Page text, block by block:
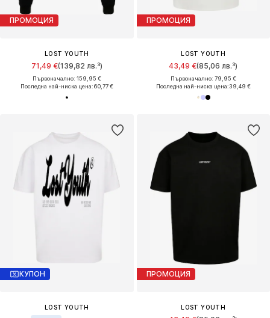
ПРОМОЦИЯ
LOST YOUTH
71,49 €(139,82 лв.³)
Първоначално: 159,95 €
Последна най-ниска цена:60,77 €
ПРОМОЦИЯ
LOST YOUTH
43,49 €(85,06 лв.³)
Първоначално: 79,95 €
Последна най-ниска цена:39,49 €
КУПОН
LOST YOUTH
ПРОМОЦИЯ
LOST YOUTH